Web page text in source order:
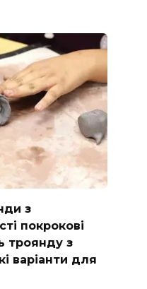
з
покрокові
троянду з
варіанти для